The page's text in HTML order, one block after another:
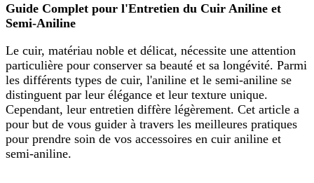
Guide Complet pour l'Entretien du Cuir Aniline et
Semi-Aniline
Le cuir, matériau noble et délicat, nécessite une attention
particulière pour conserver sa beauté et sa longévité. Parmi
les différents types de cuir, l'aniline et le semi-aniline se
distinguent par leur élégance et leur texture unique.
Cependant, leur entretien diffère légèrement. Cet article a
pour but de vous guider à travers les meilleures pratiques
pour prendre soin de vos accessoires en cuir aniline et
semi-aniline.